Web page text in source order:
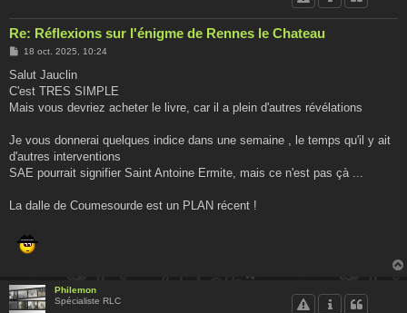
Re: Réflexions sur l'énigme de Rennes le Chateau
M
s
a
g
18 oct. 2025, 10:24
Salut Jauclin
C'est TRES SIMPLE
Mais vous devriez acheter le livre, car il a plein d'autres révélations
Je vous donnerai quelques indice dans une semaine , le temps qu'il y ait
d'autres interventions
SAE pourrait signifier Saint Antoine Ermite, mais ce n'est pas çà ...
La dalle de Coumesourde est un PLAN récent !
Philemon
Spécialiste RLC